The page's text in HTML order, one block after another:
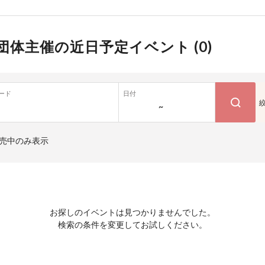
体主催の近日予定イベント (0)
ド 日付
~
中のみ表示
お探しのイベントは見つかりませんでした。
検索の条件を変更してお試しください。